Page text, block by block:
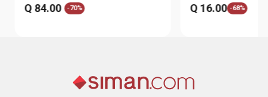
Q 84.00 -70% Q 16.00 -68%